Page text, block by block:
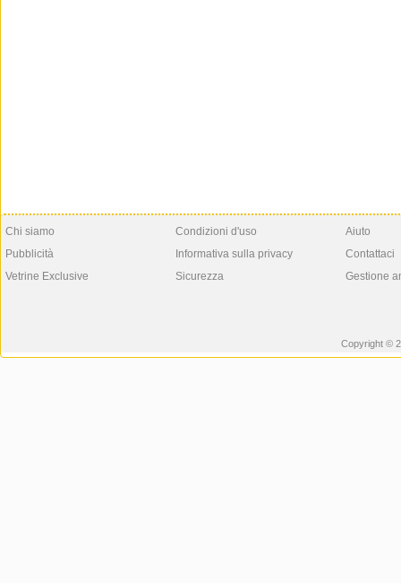
Chi siamo
Pubblicità
Vetrine Exclusive
Condizioni d'uso
Informativa sulla privacy
Sicurezza
Aiuto
Contattaci
Gestione
Copyright ©